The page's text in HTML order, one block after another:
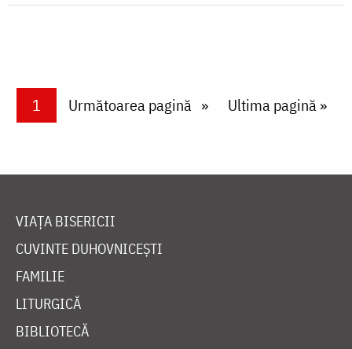
PaginareCurrent page
1 Next page
Următoarea pagină Last page
Ultima pagină »
VIAȚA BISERICII
CUVINTE DUHOVNICEȘTI
FAMILIE
LITURGICĂ
BIBLIOTECĂ